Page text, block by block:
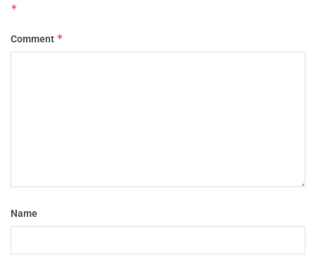
*
Comment *
Name